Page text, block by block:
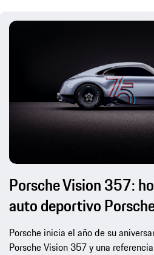
Porsche Vision 357:
auto deportivo
Porsche inicia el año de su
Porsche Vision 357 y una